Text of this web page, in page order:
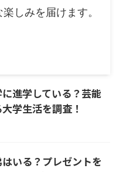
しみを届けます。
進学している？芸能
学生活を調査！
いる？プレゼントを